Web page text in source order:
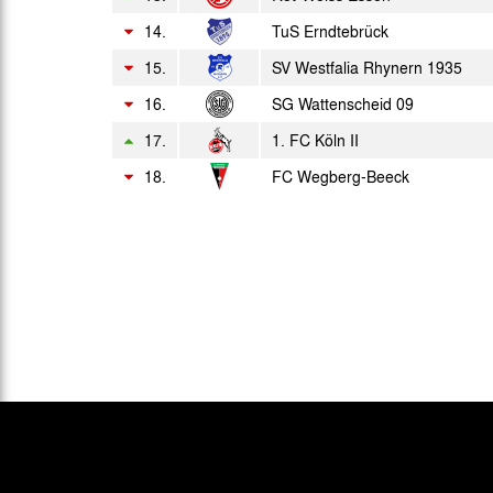
14:00 Uhr
So. 13.05.2018
17:00 Uhr
14. TuS Erndtebrück
15. SV Westfalia Rhynern 1935
16. SG Wattenscheid 09
17. 1. FC Köln II
18. FC Wegberg-Beeck